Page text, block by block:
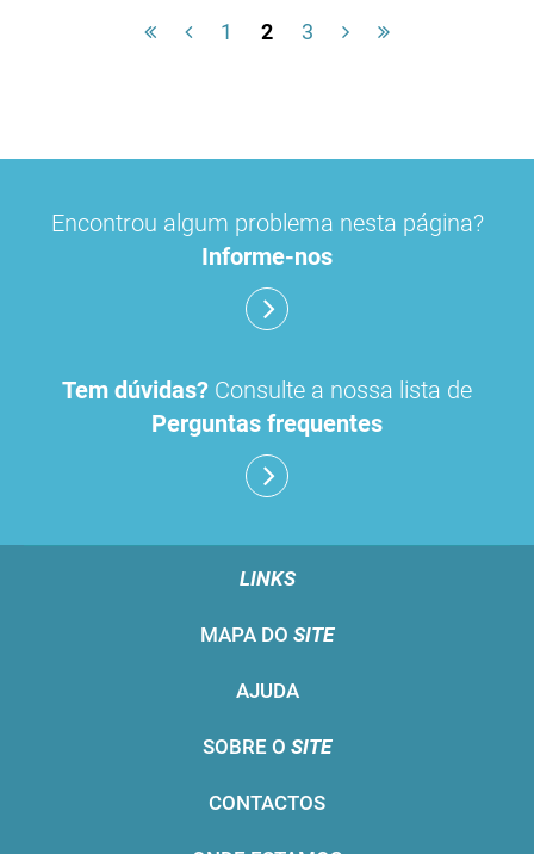
1 2 3
Encontrou algum problema nesta página?
Informe-nos
Tem dúvidas? Consulte a nossa lista de
Perguntas frequentes
LINKS
MAPA DO SITE
AJUDA
SOBRE O SITE
CONTACTOS